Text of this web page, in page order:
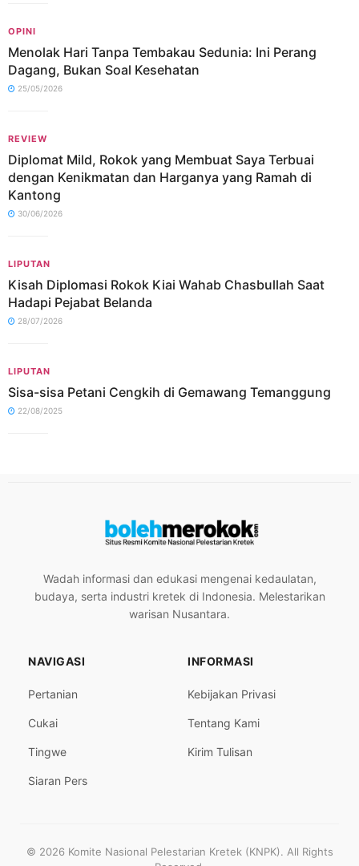
OPINI
Menolak Hari Tanpa Tembakau Sedunia: Ini Perang
Dagang, Bukan Soal Kesehatan
25/05/2026
REVIEW
Diplomat Mild, Rokok yang Membuat Saya Terbuai
dengan Kenikmatan dan Harganya yang Ramah di
Kantong
30/06/2026
LIPUTAN
Kisah Diplomasi Rokok Kiai Wahab Chasbullah Saat
Hadapi Pejabat Belanda
28/07/2026
LIPUTAN
Sisa-sisa Petani Cengkih di Gemawang Temanggung
22/08/2025
Wadah informasi dan edukasi mengenai kedaulatan,
budaya, serta industri kretek di Indonesia. Melestarikan
warisan Nusantara.
NAVIGASI
Pertanian
Cukai
Tingwe
Siaran Pers
INFORMASI
Kebijakan Privasi
Tentang Kami
Kirim Tulisan
© 2026 Komite Nasional Pelestarian Kretek (KNPK). All Rights